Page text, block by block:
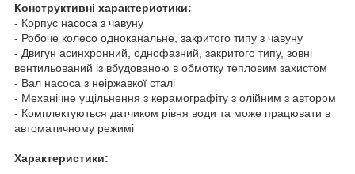
Конструктивні характеристики:
- Корпус насоса з чавуну
- Робоче колесо одноканальне, закритого типу з чавуну
- Двигун асинхронний, однофазний, закритого типу, зовні
вентильований із вбудованою в обмотку тепловим захистом
- Вал насоса з неіржавкої сталі
- Механічне ущільнення з керамографіту з олійним з автором
- Комплектуються датчиком рівня води та може працювати в
автоматичному режимі
Характеристики: